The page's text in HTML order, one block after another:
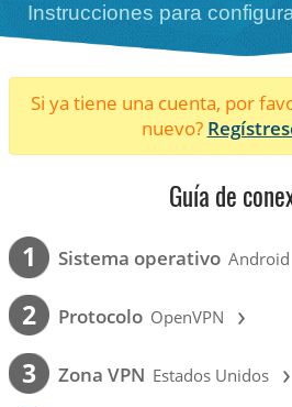
Instrucciones para
Si ya tiene una cuenta, por
nuevo?
Guía de
1 Sistema operativo Android
2 Protocolo OpenVPN ›
3 Zona VPN Estados Unidos ›